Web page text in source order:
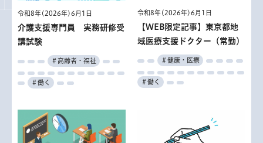
令和8年(2026年)6月1日
介護支援専門員 実務研修受
講試験
＃高齢者・福祉
＃働く
令和8年(2026年)6月1日
【WEB限定記事】東京都地
域医療支援ドクター（常勤）
＃健康・医療
＃働く